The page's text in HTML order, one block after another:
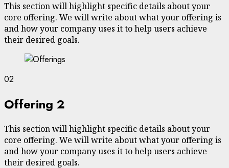
This section will highlight specific details about your
core offering. We will write about what your offering is
and how your company uses it to help users achieve
their desired goals.
02
Offering 2
This section will highlight specific details about your
core offering. We will write about what your offering is
and how your company uses it to help users achieve
their desired goals.